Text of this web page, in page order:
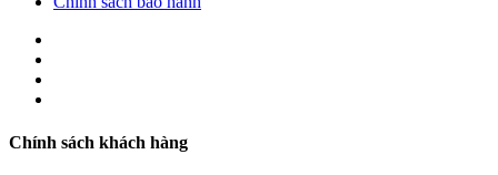
Chính sách khách hàng